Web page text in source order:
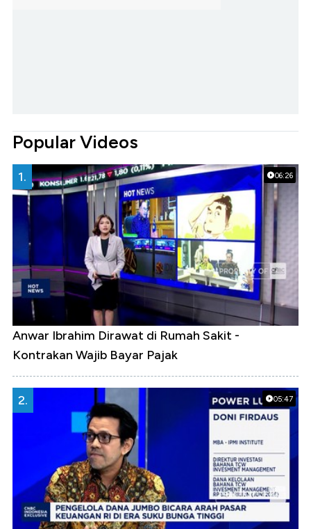
Popular Videos
06:26
1.
Anwar Ibrahim Dirawat di Rumah Sakit -
Kontrakan Wajib Bayar Pajak
05:47
2.